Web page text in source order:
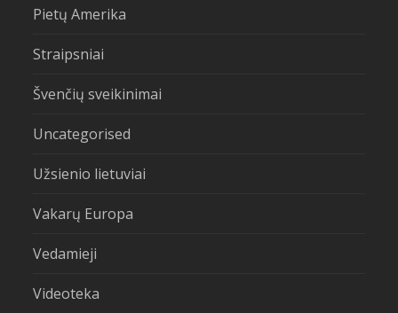
Pietų Amerika
Straipsniai
Švenčių sveikinimai
Uncategorised
Užsienio lietuviai
Vakarų Europa
Vedamieji
Videoteka